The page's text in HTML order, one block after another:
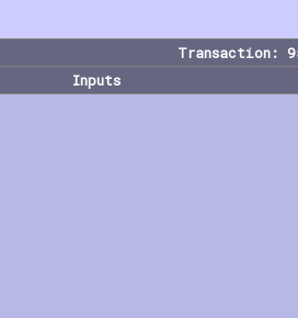
Transaction:
Inputs